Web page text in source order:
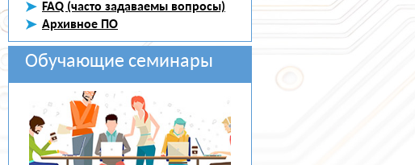
FAQ (часто задаваемы вопросы)
Архивное ПО
Обучающие семинары